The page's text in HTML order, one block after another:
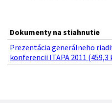
Dokumenty na stiahnutie
Prezentácia generálneho
konferencii ITAPA 2011 (459,3